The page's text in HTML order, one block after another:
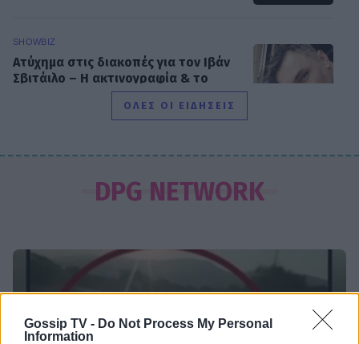
Gossip TV - Do Not Process My Personal
Information
SHOWBIZ
Ατύχημα στις διακοπές για τον Ιβάν
Σβιτάιλο – Η ακτινογραφία & το
μήνυμα: «Θα σηκωθώ πιο δυνατός»
Βαρύ πένθος για τη συνεργάτιδα της
Καινούργιου, Μαρία Βλάχου – Το
«Ο γάμος μας είναι πολύ καλύτερος
απ’ ό,τι είχα φανταστεί»
ΟΛΕΣ ΟΙ ΕΙΔΗΣΕΙΣ
DPG NETWORK